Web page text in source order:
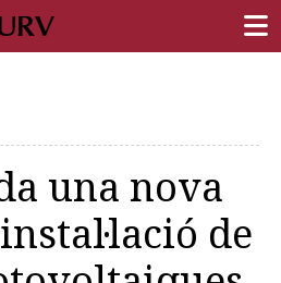
una nova
de